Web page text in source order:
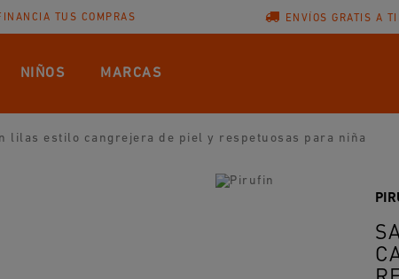
TUS COMPRAS ENVÍOS GRATIS A
NIÑOS MARCAS
lilas estilo cangrejera de piel y respetuosas para niña